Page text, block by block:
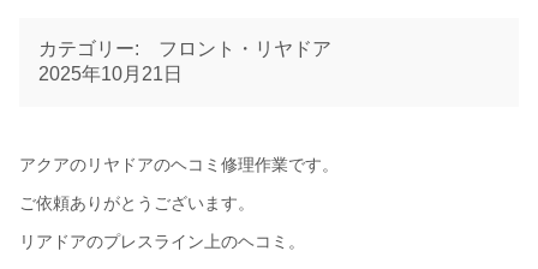
カテゴリー: フロント・リヤドア
2025年10月21日
アクアのリヤドアのヘコミ修理作業です。
ご依頼ありがとうございます。
リアドアのプレスライン上のヘコミ。